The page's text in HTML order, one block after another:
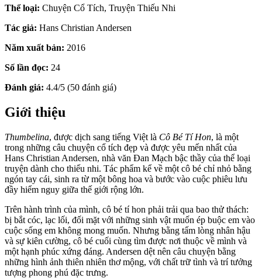
Thể loại: Chuyện Cổ Tích, Truyện Thiếu Nhi
Tác giả: Hans Christian Andersen
Năm xuất bản: 2016
Số lần đọc: 24
Đánh giá: 4.4/5 (50 đánh giá)
Giới thiệu
Thumbelina, được dịch sang tiếng Việt là Cô Bé Tí Hon, là một
trong những câu chuyện cổ tích đẹp và được yêu mến nhất của
Hans Christian Andersen, nhà văn Đan Mạch bậc thầy của thể loại
truyện dành cho thiếu nhi. Tác phẩm kể về một cô bé chỉ nhỏ bằng
ngón tay cái, sinh ra từ một bông hoa và bước vào cuộc phiêu lưu
đầy hiểm nguy giữa thế giới rộng lớn.
Trên hành trình của mình, cô bé tí hon phải trải qua bao thử thách:
bị bắt cóc, lạc lối, đối mặt với những sinh vật muốn ép buộc em vào
cuộc sống em không mong muốn. Nhưng bằng tấm lòng nhân hậu
và sự kiên cường, cô bé cuối cùng tìm được nơi thuộc về mình và
một hạnh phúc xứng đáng. Andersen dệt nên câu chuyện bằng
những hình ảnh thiên nhiên thơ mộng, với chất trữ tình và trí tưởng
tượng phong phú đặc trưng.